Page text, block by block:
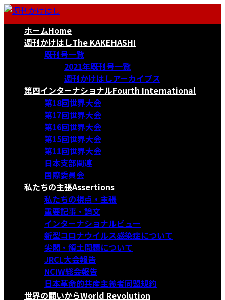
コ
ナ
ホームHome
週刊かけはしThe KAKEHASHI
既刊号一覧
2021年既刊号一覧
週刊かけはしアーカイブス
第四インターナショナルFourth International
第18回世界大会
第17回世界大会
第16回世界大会
第15回世界大会
第11回世界大会
日本支部関連
国際委員会
私たちの主張Assertions
私たちの視点・主張
重要記事・論文
インターナショナルビュー
新型コロナウイルス感染症について
尖閣・領土問題について
JRCL大会報告
NCIW総会報告
日本革命的共産主義者同盟規約
世界の闘いからWorld Revolution